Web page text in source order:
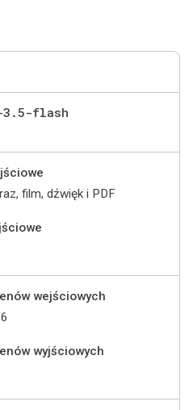
.5-flash
film, dźwięk i PDF
wejściowych
wyjściowych